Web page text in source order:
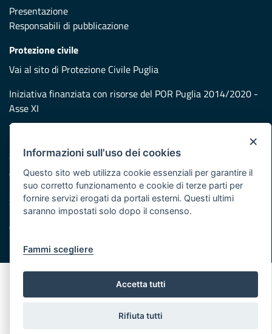
Presentazione
Responsabili di pubblicazione
Protezione civile
Vai al sito di Protezione Civile Puglia
Iniziativa finanziata con risorse del POR Puglia 2014/2020 -
Asse XI
Cookie e privacy
Atti di notifica
Feed RSS
Servizi Intranet
×
Informazioni sull'uso dei cookies
Questo sito web utilizza cookie essenziali per garantire il
suo corretto funzionamento e cookie di terze parti per
fornire servizi erogati da portali esterni. Questi ultimi
saranno impostati solo dopo il consenso.
Fammi scegliere
Accetta tutti
Rifiuta tutti